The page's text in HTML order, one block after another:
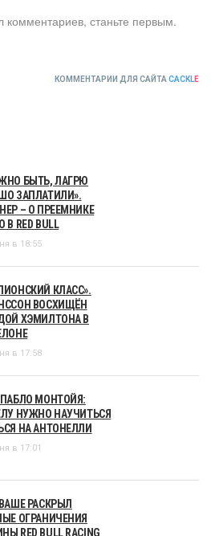
комментариев, станьте первым.
КОММЕНТАРИИ ДЛЯ САЙТА CACKLE
БЫТЬ, ЛАГРЮ
ЗАПЛАТИЛИ».
– О ПРЕЕМНИКЕ
В RED BULL
в 18:55
КЛАСС».
ВОСХИЩЁН
ХЭМИЛТОНА В
в 17:58
МОНТОЙЯ:
НУЖНО НАУЧИТЬСЯ
НА АНТОНЕЛЛИ
в 17:01
РАСКРЫЛ
ОГРАНИЧЕНИЯ
RED BULL RACING